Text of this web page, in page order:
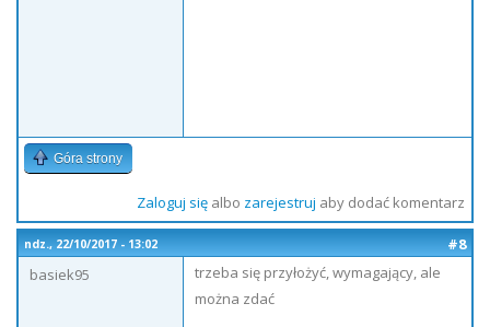
Góra strony
Zaloguj sięalbo zarejestruj aby dodać komentarz
ndz., 22/10/2017 - 13:02
#8
basiek95
trzeba się przyłożyć, wymagający, ale
można zdać